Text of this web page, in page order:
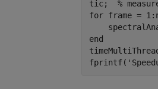
tic;  %
for frame =
end